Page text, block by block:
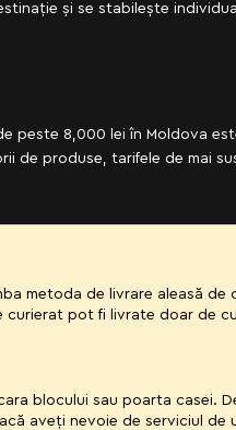
și se stabilește
peste 8,000 lei în Moldova
de produse, tarifele de mai
metoda de livrare aleasă
pot fi livrate doar de
blocului sau poarta casei.
aveți nevoie de serviciul